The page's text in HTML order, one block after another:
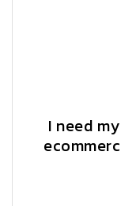
I need